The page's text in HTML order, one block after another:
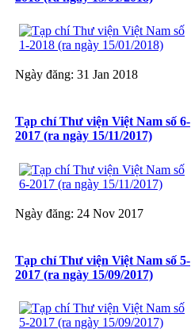
Ngày đăng: 31 Jan 2018
Tạp chí Thư viện Việt Nam số 6-
2017 (ra ngày 15/11/2017)
Ngày đăng: 24 Nov 2017
Tạp chí Thư viện Việt Nam số 5-
2017 (ra ngày 15/09/2017)